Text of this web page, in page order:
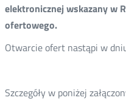
elektronicznej wskazany w
ofertowego.
Otwarcie ofert nastąpi w
Szczegóły w poniżej